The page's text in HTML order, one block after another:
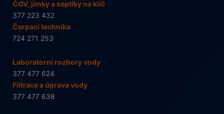
ČOV, jímky a septiky na klíč
377 223 432
Čerpací technika
724 271 253
Laboratorní rozbory vody
377 477 624
Filtrace a úprava vody
377 477 638